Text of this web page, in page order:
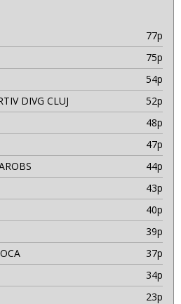
77p
75p
54p
DIVG CLUJ
52p
48p
47p
44p
43p
40p
39p
37p
34p
23p